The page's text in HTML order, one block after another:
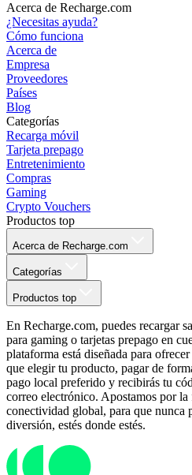
Acerca de Recharge.com
¿Necesitas ayuda?
Cómo funciona
Acerca de
Empresa
Proveedores
Países
Blog
Categorías
Recarga móvil
Tarjeta prepago
Entretenimiento
Compras
Gaming
Crypto Vouchers
Productos top
Acerca de Recharge.com
Categorías
Productos top
En Recharge.com, puedes recargar
para gaming o tarjetas prepago en
plataforma está diseñada para
que elegir tu producto, pagar de
pago local preferido y recibirás tu
correo electrónico. Apostamos por
conectividad global, para que nunca
diversión, estés donde estés.